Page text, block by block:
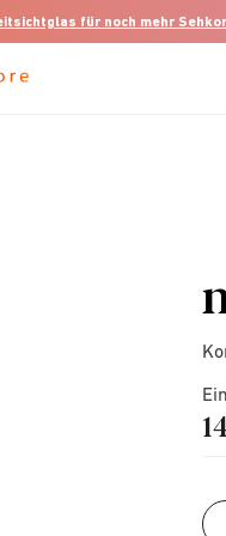
für noch mehr